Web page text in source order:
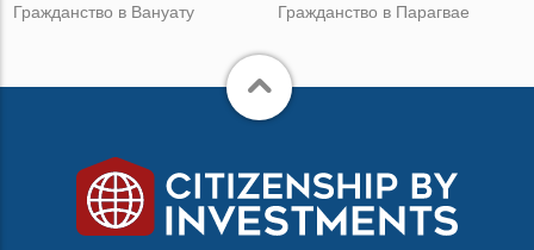
Гражданство в Вануату
Гражданство в Парагвае